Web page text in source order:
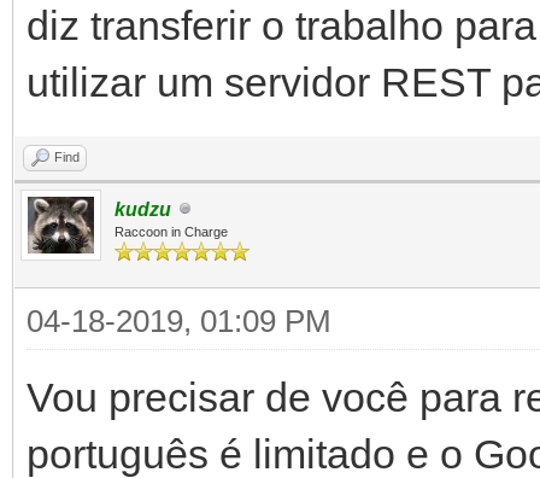
diz transferir o trabalho
utilizar um servidor REST
Find
kudzu
Raccoon in Charge
04-18-2019, 01:09 PM
Vou precisar de você para
português é limitado e o